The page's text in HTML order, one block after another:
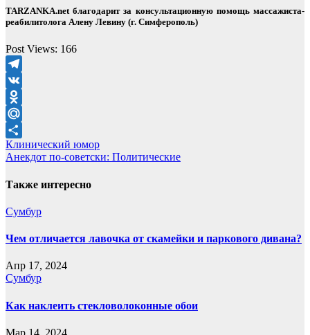
TARZANKA.net благодарит за консультационную помощь массажиста-
реабилитолога Алену Левину (г. Симферополь)
Post Views: 166
Telegram
VK
Odnoklassniki
Mail.Ru
Отправить
Навигация
по
записям
Клинический юмор
Анекдот по-советски: Политические
Также интересно
Сумбур
Чем отличается лавочка от скамейки и паркового дивана?
Апр 17, 2024
Сумбур
Как наклеить стекловолоконные обои
Мар 14, 2024